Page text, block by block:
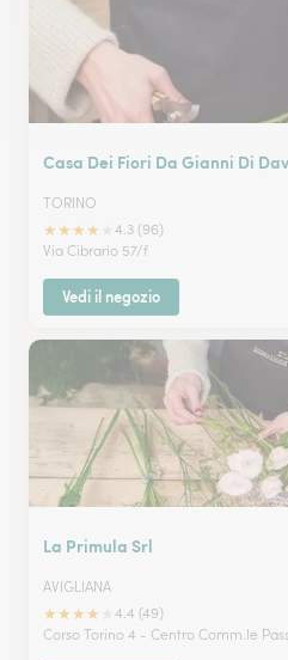
Casa Dei Fiori Da Gianni Di
TORINO
★★★★
4.3 (96)
Via Cibrario 57/f
Vedi il negozio
La Primula Srl
AVIGLIANA
★★★★
4.4 (49)
Corso Torino 4 - Centro Comm.le